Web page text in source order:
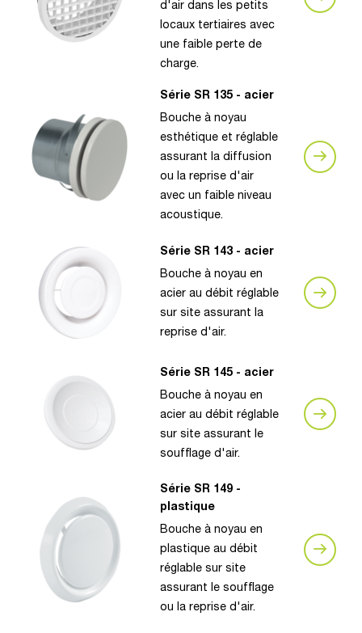
d'air dans les petits
locaux tertiaires avec
une faible perte de
charge.
Série SR 135 - acier
Bouche à noyau
esthétique et réglable
assurant la diffusion
ou la reprise d'air
avec un faible niveau
acoustique.
Série SR 143 - acier
Bouche à noyau en
acier au débit réglable
sur site assurant la
reprise d'air.
Série SR 145 - acier
Bouche à noyau en
acier au débit réglable
sur site assurant le
soufflage d'air.
Série SR 149 -
plastique
Bouche à noyau en
plastique au débit
réglable sur site
assurant le soufflage
ou la reprise d'air.